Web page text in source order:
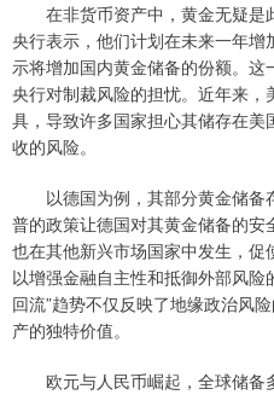
在非货币资产中，黄金无疑是
央行表示，他们计划在未来一年
示将增加国内黄金储备的份额。
央行对制裁风险的担忧。近年来
具，导致许多国家担心其储存在
收的风险。
以德国为例，其部分黄金储备
普的政策让德国对其黄金储备的
也在其他新兴市场国家中发生，促
以增强金融自主性和抵御外部风险
回流”趋势不仅反映了地缘政治风
产的独特价值。
欧元与人民币崛起，全球储备